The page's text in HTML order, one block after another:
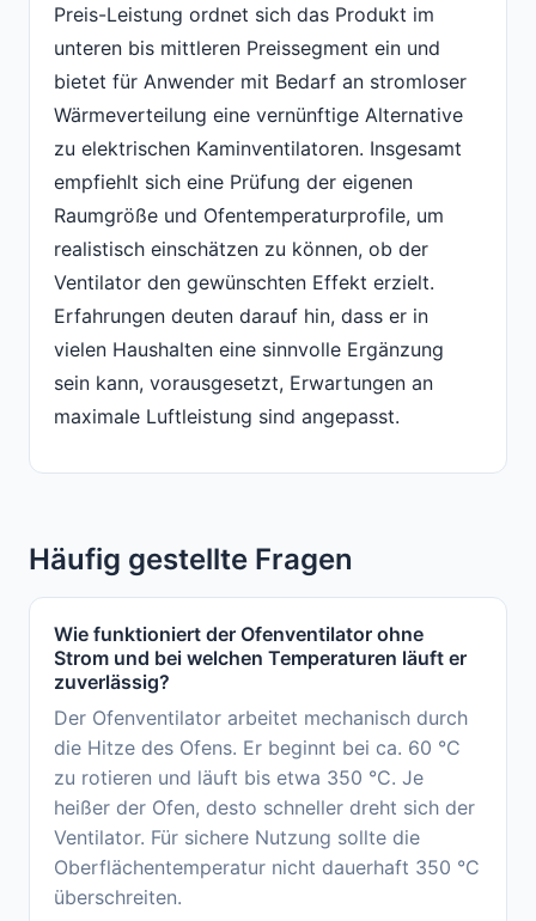
Preis-Leistung ordnet sich das Produkt im
unteren bis mittleren Preissegment ein und
bietet für Anwender mit Bedarf an stromloser
Wärmeverteilung eine vernünftige Alternative
zu elektrischen Kaminventilatoren. Insgesamt
empfiehlt sich eine Prüfung der eigenen
Raumgröße und Ofentemperaturprofile, um
realistisch einschätzen zu können, ob der
Ventilator den gewünschten Effekt erzielt.
Erfahrungen deuten darauf hin, dass er in
vielen Haushalten eine sinnvolle Ergänzung
sein kann, vorausgesetzt, Erwartungen an
maximale Luftleistung sind angepasst.
Häufig gestellte Fragen
Wie funktioniert der Ofenventilator ohne
Strom und bei welchen Temperaturen läuft er
zuverlässig?
Der Ofenventilator arbeitet mechanisch durch
die Hitze des Ofens. Er beginnt bei ca. 60 °C
zu rotieren und läuft bis etwa 350 °C. Je
heißer der Ofen, desto schneller dreht sich der
Ventilator. Für sichere Nutzung sollte die
Oberflächentemperatur nicht dauerhaft 350 °C
überschreiten.